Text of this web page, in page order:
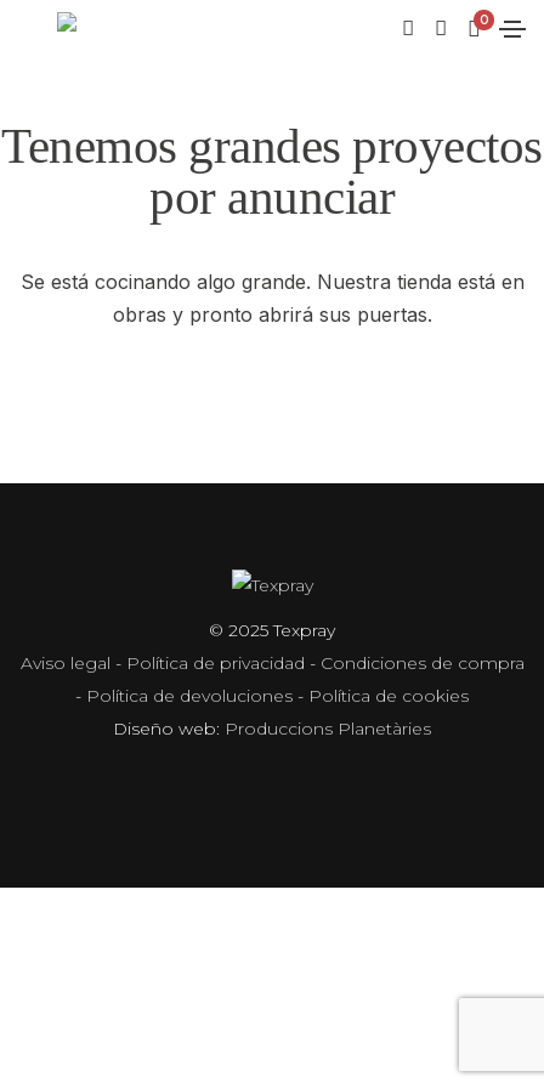
0
Tenemos grandes proyectos
por anunciar
Se está cocinando algo grande. Nuestra tienda está en
obras y pronto abrirá sus puertas.
© 2025 Texpray
Aviso legal - Política de privacidad - Condiciones de compra
- Política de devoluciones - Política de cookies
Diseño web: Produccions Planetàries